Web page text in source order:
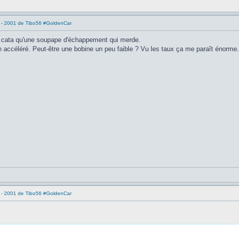
2001 de Tibo56 #GoldenCar
qu'une soupape d'échappement qui merde.
Peut-être une bobine un peu faible ? Vu les taux ça me paraît énorme.
2001 de Tibo56 #GoldenCar